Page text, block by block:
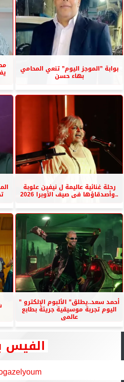
بوابة ”الموجز اليوم” تنعي المحامي
بهاء حسن
رحلة غنائية عاليمة ل نيفين علوبة
..وأصدقاؤها فى صيف الأوبرا 2026
أحمد سعد..يطلق” الألبوم الإلكترو ”
اليوم تجربة موسيقية جريئة بطابع
عالمى
الفيس